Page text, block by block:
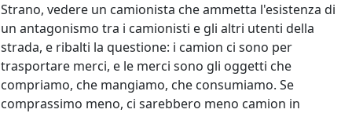
Strano, vedere un camionista che ammetta l'esistenza di
un antagonismo tra i camionisti e gli altri utenti della
strada, e ribalti la questione: i camion ci sono per
trasportare merci, e le merci sono gli oggetti che
compriamo, che mangiamo, che consumiamo. Se
comprassimo meno, ci sarebbero meno camion in